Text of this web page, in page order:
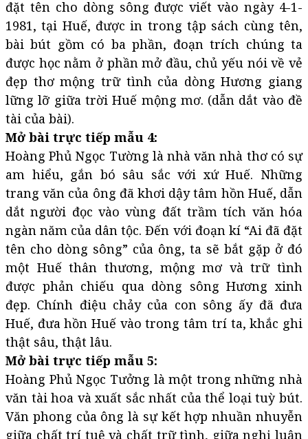
đặt tên cho dòng sông được viết vào ngày 4-1-
1981, tại Huế, được in trong tập sách cùng tên,
bài bút gồm có ba phần, đoạn trích chúng ta
được học nằm ở phần mở đầu, chủ yếu nói về vẻ
đẹp thơ mộng trữ tình của dòng Hương giang
lững lỡ giữa trời Huế mộng mơ. (dẫn dắt vào đề
tài của bài).
Mở bài trực tiếp mẫu 4:
Hoàng Phủ Ngọc Tường là nhà văn nhà thơ có sự
am hiểu, gắn bó sâu sắc với xứ Huế. Những
trang văn của ông đã khơi dậy tâm hồn Huế, dẫn
dắt người đọc vào vùng đất trầm tích văn hóa
ngàn năm của dân tộc. Đến với đoạn kí “Ai đã đặt
tên cho dòng sông” của ông, ta sẽ bắt gặp ở đó
một Huế thân thương, mộng mơ và trữ tình
được phản chiếu qua dòng sông Hương xinh
đẹp. Chính điệu chảy của con sông ấy đã đưa
Huế, đưa hồn Huế vào trong tâm trí ta, khắc ghi
thật sâu, thật lâu.
Mở bài trực tiếp mẫu 5:
Hoàng Phủ Ngọc Tưởng là một trong những nhà
văn tài hoa và xuất sắc nhất của thể loại tuỳ bút.
Văn phong của ông là sự kết hợp nhuần nhuyễn
giữa chất trí tuệ và chất trữ tình, giữa nghị luận